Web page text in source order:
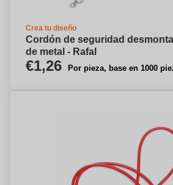
Crea tu diseño
Cordón de seguridad
de metal - Rafal
€1,26 Por pieza, base en 1000